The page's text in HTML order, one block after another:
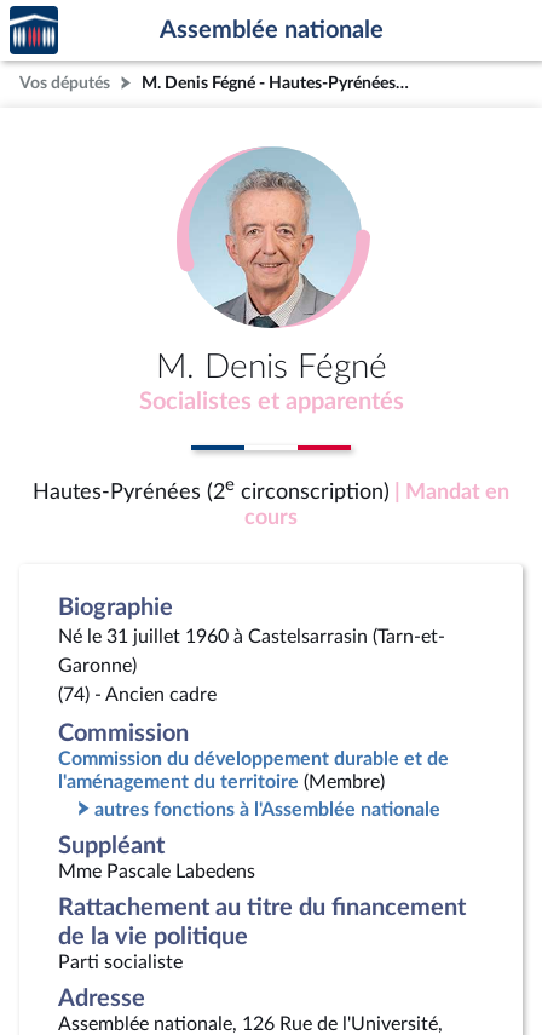
Aller au contenu
Aller en bas de la page
Accèder
à la
page
d'accueil
Assemblée nationale
Vos députés M. Denis Fégné - Hautes-Pyrénées (2e circonscription)
M. Denis Fégné
Socialistes et apparentés
Hautes-Pyrénées (2e circonscription)
| Mandat en
cours
Biographie
Né le 31 juillet 1960 à Castelsarrasin (Tarn-et-
Garonne)
(74) - Ancien cadre
Commission
Commission du développement durable et de
l'aménagement du territoire (Membre)
autres fonctions à l'Assemblée nationale
Suppléant
Mme Pascale Labedens
Rattachement au titre du financement
de la vie politique
Parti socialiste
Adresse
Assemblée nationale, 126 Rue de l'Université,